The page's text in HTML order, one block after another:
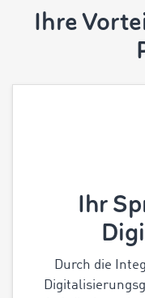
Ihre
Ihr
Durch die